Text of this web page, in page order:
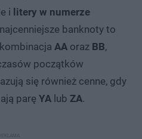
i litery w numerze
banknoty to
AA oraz BB,
początków
się również cenne, gdy
parę YA lub ZA.